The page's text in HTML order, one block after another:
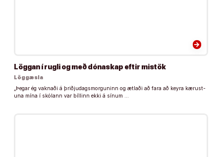
arrow_forward
Löggan í rugli og með dónaskap eftir mistök
Löggæsla
„Þegar ég vaknaði á þriðju­dags­morg­un­inn og ætlaði að fara að keyra kær­ust­
una mína í skól­ann var bíll­inn ekki á sín­um …